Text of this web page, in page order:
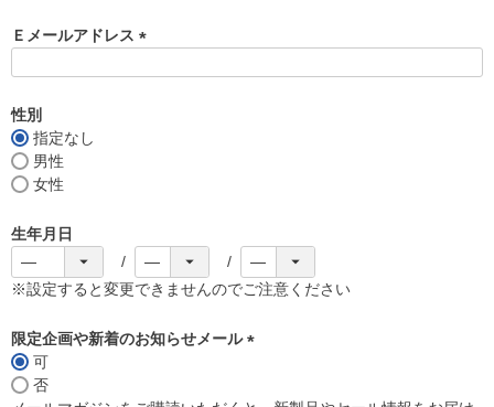
須
)
Ｅメールアドレス
性別
指定なし
男性
女性
生年月日
※設定すると変更できませんのでご注意ください
限定企画や新着のお知らせメール
可
否